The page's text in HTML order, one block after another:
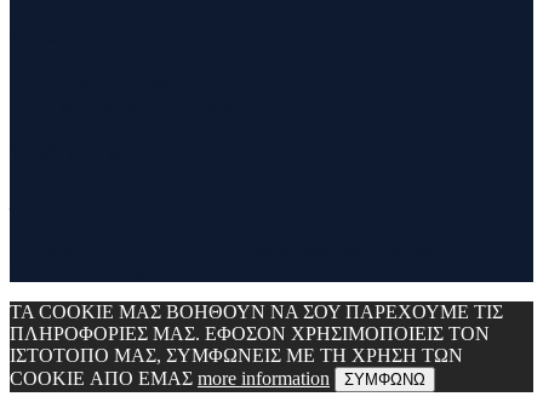
ΤΑ COOKIE ΜΑΣ ΒΟΗΘΟΥΝ ΝΑ ΣΟΥ ΠΑΡΕΧΟΥΜΕ ΤΙΣ
ΠΛΗΡΟΦΟΡΙΕΣ ΜΑΣ. ΕΦΟΣΟΝ ΧΡΗΣΙΜΟΠΟΙΕΙΣ ΤΟΝ
ΙΣΤΟΤΟΠΟ ΜΑΣ, ΣΥΜΦΩΝΕΙΣ ΜΕ ΤΗ ΧΡΗΣΗ ΤΩΝ
COOKIE ΑΠΟ ΕΜΑΣ more information ΣΥΜΦΩΝΩ